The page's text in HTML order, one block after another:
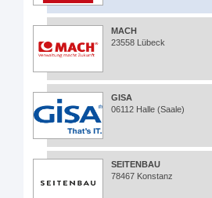
MACH
23558 Lübeck
GISA
06112 Halle (Saale)
SEITENBAU
78467 Konstanz